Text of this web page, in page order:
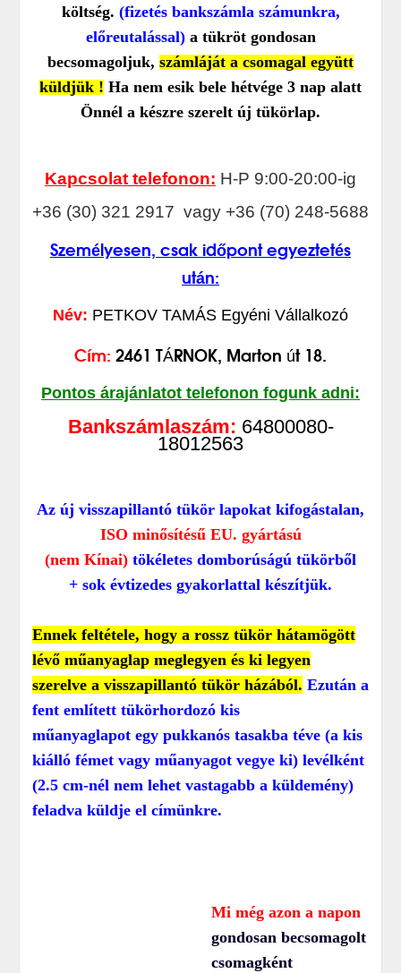
költség. (fizetés bankszámla számunkra,
előreutalással)a tükröt gondosan
becsomagoljuk, számláját a csomagal együtt
küldjük ! Ha nem esik bele hétvége 3 nap alatt
Önnél a készre szerelt új tükörlap.
Kapcsolat telefonon: H-P 9:00-20:00-ig
+36 (30) 321 2917 vagy +36 (70) 248-5688
Személyesen, csak időpont egyeztetés
után:
Név: PETKOV TAMÁS Egyéni Vállalkozó
Cím: 2461 TÁRNOK, Marton út 18.
Pontos árajánlatot telefonon fogunk adni:
Bankszámlaszám: 64800080-
18012563
Az új visszapillantó tükör lapokat kifogástalan,
ISO minősítésű EU. gyártású
(nem Kínai) tökéletes domborúságú tükörből
+ sok évtizedes gyakorlattal készítjük.
Ennek feltétele, hogy a rossz tükör hátamögött
lévő műanyaglap meglegyen és ki legyen
szerelve a visszapillantó tükör házából. Ezután a
fent említett tükörhordozó kis
műanyaglapot egy pukkanós tasakba téve (a kis
kiálló fémet vagy műanyagot vegye ki) levélként
(2.5 cm-nél nem lehet vastagabb a küldemény)
feladva küldje el címünkre.
Mi még azon a napon
gondosan becsomagolt
csomagként